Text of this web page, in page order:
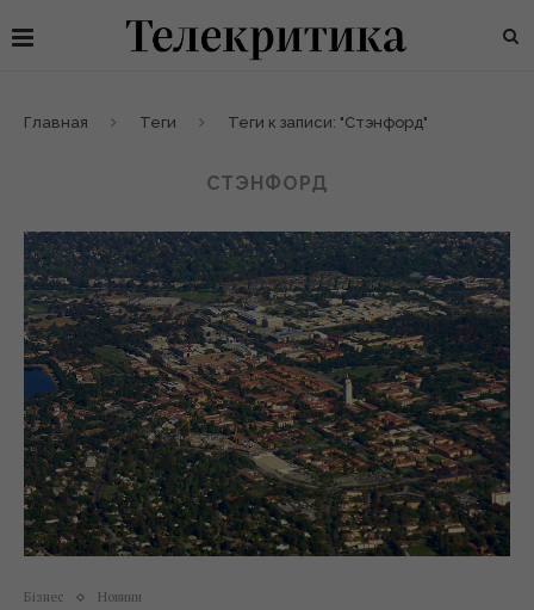
Главная Теги Теги к записи: "Стэнфорд"
СТЭНФОРД
Бізнес Новини